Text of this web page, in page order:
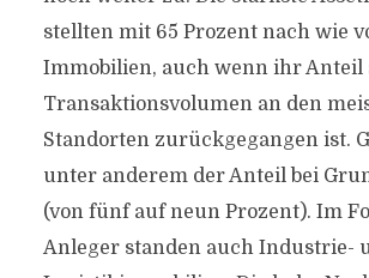
stellten mit 65 Prozent nach wie
Immobilien, auch wenn ihr Anteil
Transaktionsvolumen an den
Standorten zurückgegangen ist.
unter anderem der Anteil bei
(von fünf auf neun Prozent). Im
Anleger standen auch Industrie-